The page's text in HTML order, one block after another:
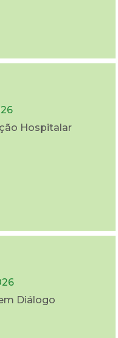
Hospitalar
Diálogo